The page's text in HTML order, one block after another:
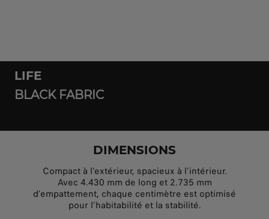
LIFE
BLACK FABRIC
DIMENSIONS
Compact à l’extérieur, spacieux à l’intérieur.
Avec 4.430 mm de long et 2.735 mm
d’empattement, chaque centimètre est optimisé
pour l’habitabilité et la stabilité.